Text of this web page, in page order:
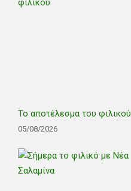
Το αποτέλεσμα του φιλικού
05/08/2026